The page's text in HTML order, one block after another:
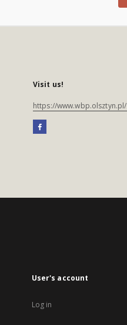
Visit us!
https://www.wbp.olsztyn.pl/
User's account
Log in